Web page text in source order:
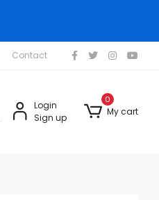
Contact
Login
Sign up
0
My cart